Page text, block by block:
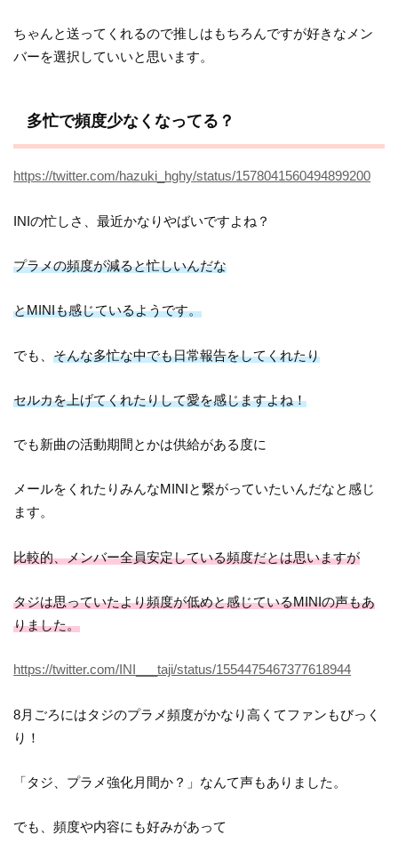
ちゃんと送ってくれるので推しはもちろんですが好きなメン
バーを選択していいと思います。
多忙で頻度少なくなってる？
https://twitter.com/hazuki_hghy/status/1578041560494899200
INIの忙しさ、最近かなりやばいですよね？
プラメの頻度が減ると忙しいんだな
とMINIも感じているようです。
でも、そんな多忙な中でも日常報告をしてくれたり
セルカを上げてくれたりして愛を感じますよね！
でも新曲の活動期間とかは供給がある度に
メールをくれたりみんなMINIと繋がっていたいんだなと感じ
ます。
比較的、メンバー全員安定している頻度だとは思いますが
タジは思っていたより頻度が低めと感じているMINIの声もあ
りました。
https://twitter.com/INI___taji/status/1554475467377618944
8月ごろにはタジのプラメ頻度がかなり高くてファンもびっく
り！
「タジ、プラメ強化月間か？」なんて声もありました。
でも、頻度や内容にも好みがあって